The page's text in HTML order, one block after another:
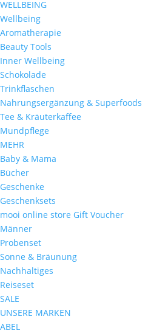
WELLBEING
Wellbeing
Aromatherapie
Beauty Tools
Inner Wellbeing
Schokolade
Trinkflaschen
Nahrungsergänzung & Superfoods
Tee & Kräuterkaffee
Mundpflege
MEHR
Baby & Mama
Bücher
Geschenke
Geschenksets
mooi online store Gift Voucher
Männer
Probenset
Sonne & Bräunung
Nachhaltiges
Reiseset
SALE
UNSERE MARKEN
ABEL